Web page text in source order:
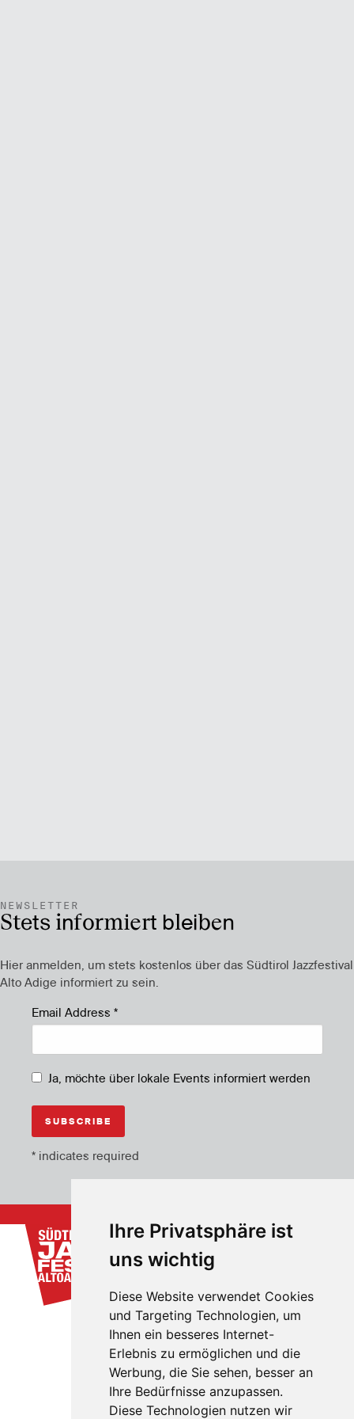
Ihre Privatsphäre ist
uns wichtig
Diese Website verwendet Cookies
und Targeting Technologien, um
Ihnen ein besseres Internet-
Erlebnis zu ermöglichen und die
Werbung, die Sie sehen, besser an
Ihre Bedürfnisse anzupassen.
Diese Technologien nutzen wir
NEWSLETTER
Stets informiert bleiben
Hier anmelden, um stets kostenlos über das Südtirol Jazzfestival
Alto Adige informiert zu sein.
Email Address *
Ja, möchte über lokale Events informiert werden
*indicates required